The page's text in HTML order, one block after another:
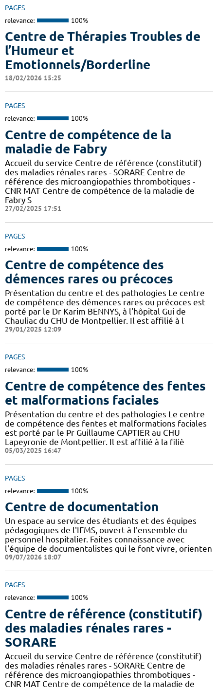
PAGES
relevance: 100%
Centre de Thérapies Troubles de
l’Humeur et
Emotionnels/Borderline
18/02/2026 15:25
PAGES
relevance: 100%
Centre de compétence de la
maladie de Fabry
Accueil du service Centre de référence (constitutif)
des maladies rénales rares - SORARE Centre de
référence des microangiopathies thrombotiques -
CNR MAT Centre de compétence de la maladie de
Fabry S
27/02/2025 17:51
PAGES
relevance: 100%
Centre de compétence des
démences rares ou précoces
Présentation du centre et des pathologies Le centre
de compétence des démences rares ou précoces est
porté par le Dr Karim BENNYS, à l'hôpital Gui de
Chauliac du CHU de Montpellier. Il est affilié à l
29/01/2025 12:09
PAGES
relevance: 100%
Centre de compétence des fentes
et malformations faciales
Présentation du centre et des pathologies Le centre
de compétence des fentes et malformations faciales
est porté par le Pr Guillaume CAPTIER au CHU
Lapeyronie de Montpellier. Il est affilié à la filiè
05/03/2025 16:47
PAGES
relevance: 100%
Centre de documentation
Un espace au service des étudiants et des équipes
pédagogiques de l'IFMS, ouvert à l'ensemble du
personnel hospitalier. Faites connaissance avec
l'équipe de documentalistes qui le font vivre, orienten
09/07/2026 18:07
PAGES
relevance: 100%
Centre de référence (constitutif)
des maladies rénales rares -
SORARE
Accueil du service Centre de référence (constitutif)
des maladies rénales rares - SORARE Centre de
référence des microangiopathies thrombotiques -
CNR MAT Centre de compétence de la maladie de